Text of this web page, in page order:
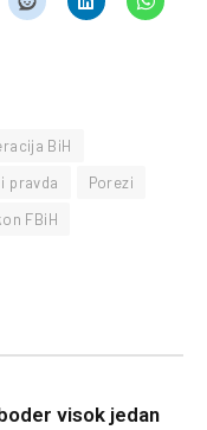
BiH
pravda
Porezi
FBiH
visok jedan